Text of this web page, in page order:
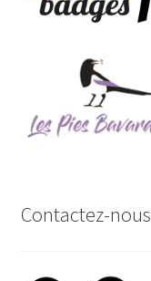
Contactez-nous